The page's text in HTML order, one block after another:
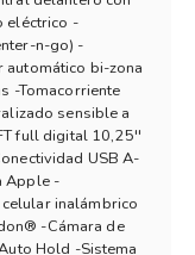
eléctrico -
n-go) -
bi-zona
-Tomacorriente
sensible a
full digital 10,25''
USB A-
Apple -
inalámbrico
-Cámara de
Hold -Sistema